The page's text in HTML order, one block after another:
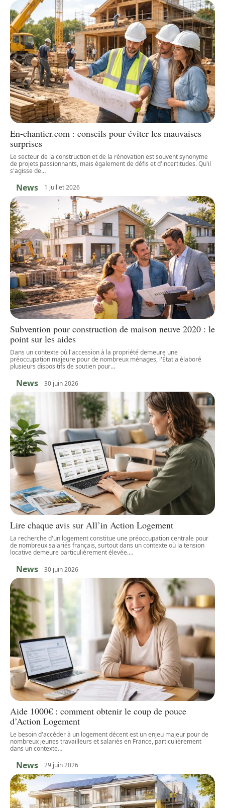
En-chantier.com : conseils pour éviter les mauvaises
surprises
Le secteur de la construction et de la rénovation est souvent synonyme
de projets passionnants, mais également de défis et d'incertitudes. Qu'il
s'agisse de…
News 1 juillet 2026
Subvention pour construction de maison neuve 2020 : le
point sur les aides
Dans un contexte où l'accession à la propriété demeure une
préoccupation majeure pour de nombreux ménages, l'État a élaboré
plusieurs dispositifs de soutien pour…
News 30 juin 2026
Lire chaque avis sur All’in Action Logement
La recherche d'un logement constitue une préoccupation centrale pour
de nombreux salariés français, surtout dans un contexte où la tension
locative demeure particulièrement élevée.…
News 30 juin 2026
Aide 1000€ : comment obtenir le coup de pouce
d’Action Logement
Le besoin d'accéder à un logement décent est un enjeu majeur pour de
nombreux jeunes travailleurs et salariés en France, particulièrement
dans un contexte…
News 29 juin 2026